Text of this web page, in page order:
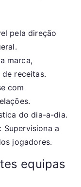
pela direção
marca,
receitas.
com
do dia-a-dia.
Supervisiona a
jogadores.
equipas